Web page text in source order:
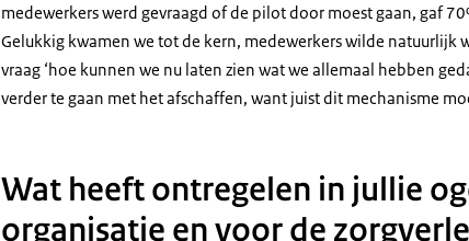
medewerkers werd gevraagd of de pilot door moest gaan, gaf
Gelukkig kwamen we tot de kern, medewerkers wilde natuurlijk
vraag ‘hoe kunnen we nu laten zien wat we allemaal hebben
verder te gaan met het afschaffen, want juist dit mechanisme
Wat heeft ontregelen in jullie
organisatie en voor de